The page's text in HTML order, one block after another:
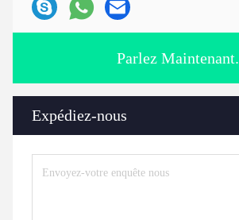
Parlez Maintenant.
Expédiez-nous